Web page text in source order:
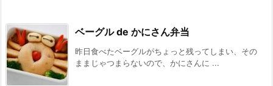
ベーグル de かにさん弁当
昨日食べたベーグルがちょっと残ってしまい、その
ままじゃつまらないので、かにさんに ...